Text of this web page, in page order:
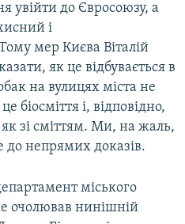
увійти до Євросоюзу, а
і
мер Києва Віталій
як це відбувається в
на вулицях міста не
біосміття і, відповідно,
зі сміттям. Ми, на жаль,
непрямих доказів.
міського
очолював нинішній